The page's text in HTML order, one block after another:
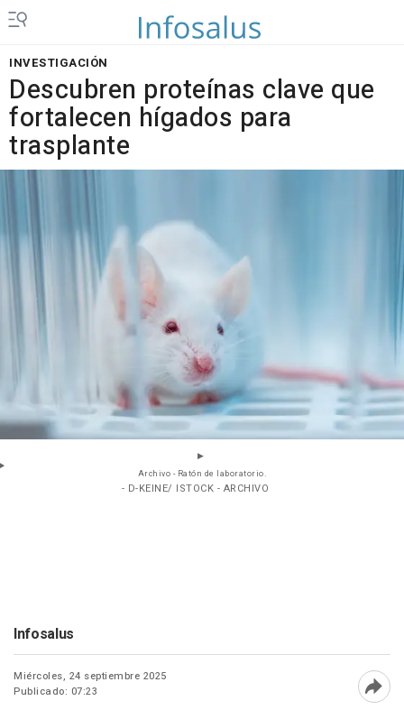
INVESTIGACIÓN
Descubren proteínas clave que
fortalecen hígados para
trasplante
Archivo - Ratón de laboratorio.
- D-KEINE/ ISTOCK - ARCHIVO
Infosalus
Miércoles, 24 septiembre 2025
Publicado: 07:23